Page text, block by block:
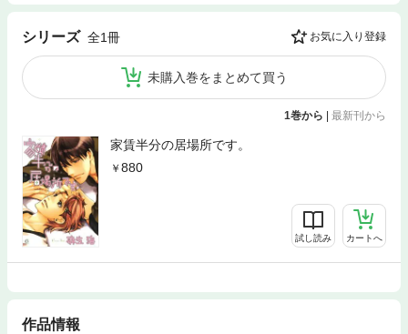
シリーズ 全1冊 お気に入り登録
未購入巻をまとめて買う
1巻から | 最新刊から
家賃半分の居場所です。
880
試し読み カートへ
作品情報